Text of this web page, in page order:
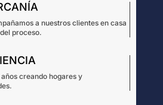
a nuestros clientes en casa
proceso.
creando hogares y